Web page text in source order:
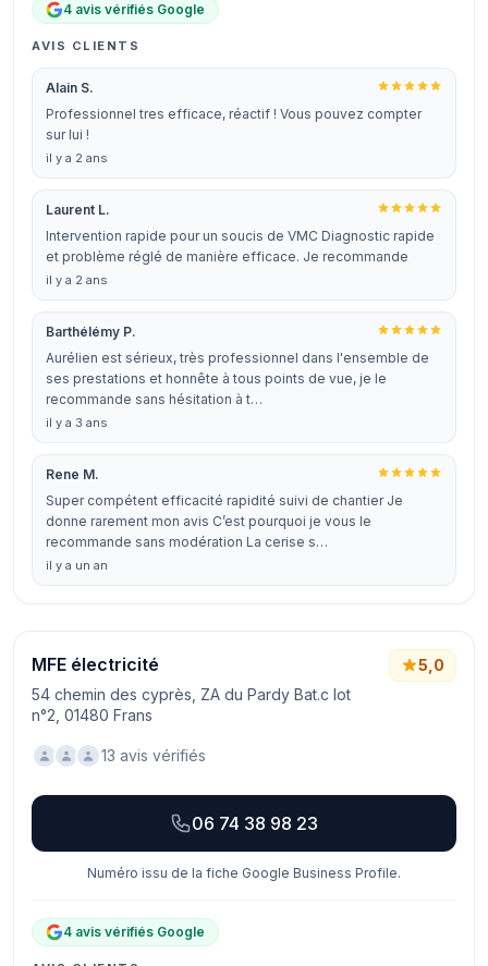
4 avis vérifiés Google
AVIS CLIENTS
Alain S.
Professionnel tres efficace, réactif ! Vous pouvez compter
sur lui !
il y a 2 ans
Laurent L.
Intervention rapide pour un soucis de VMC Diagnostic rapide
et problème réglé de manière efficace. Je recommande
il y a 2 ans
Barthélémy P.
Aurélien est sérieux, très professionnel dans l'ensemble de
ses prestations et honnête à tous points de vue, je le
recommande sans hésitation à t…
il y a 3 ans
Rene M.
Super compétent efficacité rapidité suivi de chantier Je
donne rarement mon avis C’est pourquoi je vous le
recommande sans modération La cerise s…
il y a un an
MFE électricité
54 chemin des cyprès, ZA du Pardy Bat.c lot
n°2, 01480 Frans
5,0
13 avis vérifiés
06 74 38 98 23
Numéro issu de la fiche Google Business Profile.
4 avis vérifiés Google